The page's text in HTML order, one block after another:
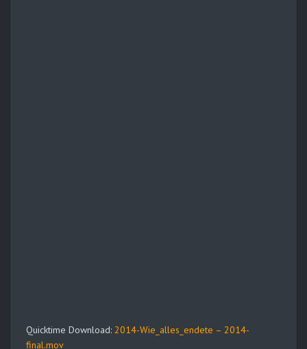
Quicktime Download: 2014-Wie_alles_endete – 2014-
final.mov